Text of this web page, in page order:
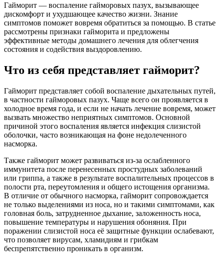
Гайморит — воспаление гайморовых пазух, вызывающее
дискомфорт и ухудшающее качество жизни. Знание
симптомов поможет вовремя обратиться за помощью. В статье
рассмотрены признаки гайморита и предложены
эффективные методы домашнего лечения для облегчения
состояния и содействия выздоровлению.
Что из себя представляет гайморит?
Гайморит представляет собой воспаление дыхательных путей,
в частности гайморовых пазух. Чаще всего он проявляется в
холодное время года, и если не начать лечение вовремя, может
вызвать множество неприятных симптомов. Основной
причиной этого воспаления является инфекция слизистой
оболочки, часто возникающая на фоне недолеченного
насморка.
Также гайморит может развиваться из-за ослабленного
иммунитета после перенесенных простудных заболеваний
или гриппа, а также в результате воспалительных процессов в
полости рта, переутомления и общего истощения организма.
В отличие от обычного насморка, гайморит сопровождается
не только выделениями из носа, но и такими симптомами, как
головная боль, затрудненное дыхание, заложенность носа,
повышение температуры и нарушения обоняния. При
поражении слизистой носа её защитные функции ослабевают,
что позволяет вирусам, хламидиям и грибкам
беспрепятственно проникать в организм.